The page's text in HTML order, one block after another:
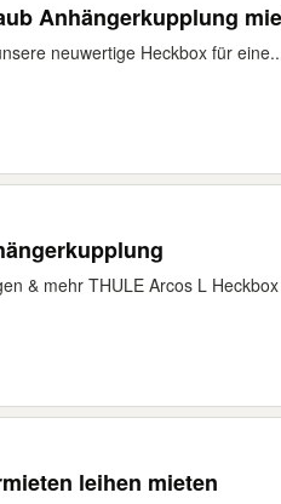
Anhängerkupplung
neuwertige Heckbox für
& mehr THULE Arcos L
leihen mieten